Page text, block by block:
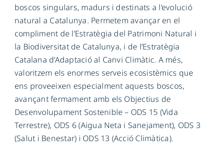
boscos singulars, madurs i destinats a l’evolució
natural a Catalunya. Permetem avançar en el
compliment de l’Estratègia del Patrimoni Natural i
la Biodiversitat de Catalunya, i de l’Estratègia
Catalana d’Adaptació al Canvi Climàtic. A més,
valoritzem els enormes serveis ecosistèmics que
ens proveeixen especialment aquests boscos,
avançant fermament amb els Objectius de
Desenvolupament Sostenible – ODS 15 (Vida
Terrestre), ODS 6 (Aigua Neta i Sanejament), ODS 3
(Salut i Benestar) i ODS 13 (Acció Climàtica).